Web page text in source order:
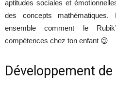
aptitudes sociales et
des concepts
ensemble comment le
compétences chez ton enfant 😉
Développement